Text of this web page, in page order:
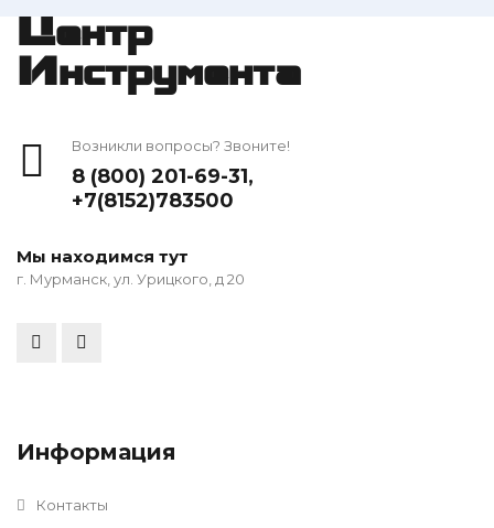
Центр
Инструмента
Возникли вопросы? Звоните!
8 (800) 201-69-31,
+7(8152)783500
Мы находимся тут
г. Мурманск, ул. Урицкого, д 20
Информация
Контакты